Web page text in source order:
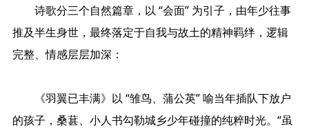
诗歌分三个自然篇章，以 “会面” 为引子，由年少往事
推及半生身世，最终落定于自我与故土的精神羁绊，逻辑
完整、情感层层加深：
《羽翼已丰满》以 “雏鸟、蒲公英” 喻当年插队下放户
的孩子，桑葚、小人书勾勒城乡少年碰撞的纯粹时光。“虽